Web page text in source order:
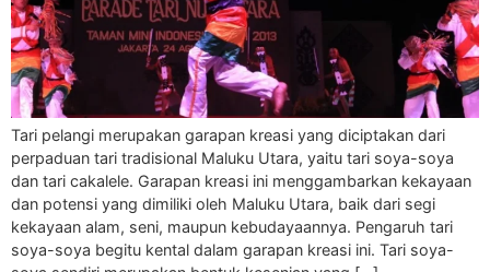
Tari pelangi merupakan garapan kreasi yang diciptakan dari
perpaduan tari tradisional Maluku Utara, yaitu tari soya-soya
dan tari cakalele. Garapan kreasi ini menggambarkan kekayaan
dan potensi yang dimiliki oleh Maluku Utara, baik dari segi
kekayaan alam, seni, maupun kebudayaannya. Pengaruh tari
soya-soya begitu kental dalam garapan kreasi ini. Tari soya-